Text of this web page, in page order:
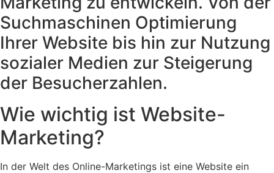
Suchmaschinen Optimierung
Ihrer Website bis hin zur Nutzung
sozialer Medien zur Steigerung
der Besucherzahlen.
Wie wichtig ist Website-
Marketing?
In der Welt des Online-Marketings ist eine Website ein